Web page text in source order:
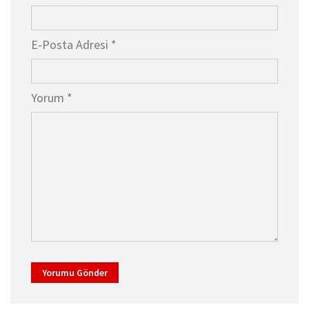
E-Posta Adresi *
Yorum *
Yorumu Gönder